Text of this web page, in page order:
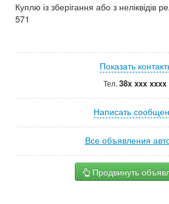
Куплю із зберігання або з
571
Показать
Тел. 38x xxx xxxx
Написать
Все объявления
Продвинуть